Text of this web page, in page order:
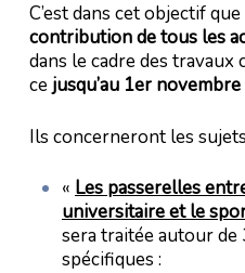
C’est dans cet objectif
contribution de tous les
dans le cadre des
ce jusqu’au 1er
Ils concerneront les
« Les passerelles
universitaire et le
sera traitée autour
spécifiques :